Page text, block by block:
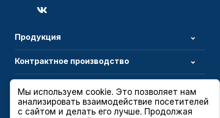
Продукция
Контрактное производство
Мы используем cookie. Это позволяет нам
анализировать взаимодействие посетителей
с сайтом и делать его лучше. Продолжая